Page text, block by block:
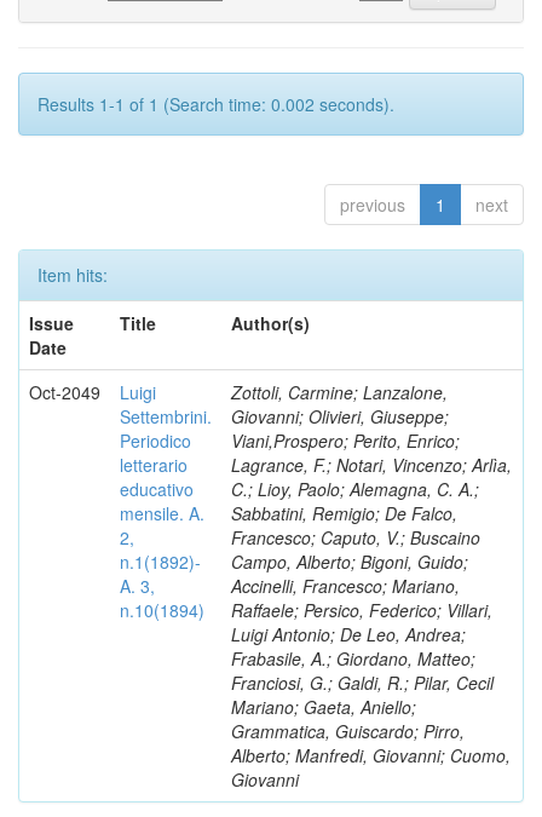
Results 1-1 of 1 (Search time: 0.002 seconds).
previous 1 next
Item hits:
Issue
Date
Title Author(s)
Oct-2049
Luigi
Settembrini.
Periodico
letterario
educativo
mensile. A.
2,
n.1(1892)-
A. 3,
n.10(1894)
Zottoli, Carmine; Lanzalone,
Giovanni; Olivieri, Giuseppe;
Viani,Prospero; Perito, Enrico;
Lagrance, F.; Notari, Vincenzo; Arlìa,
C.; Lioy, Paolo; Alemagna, C. A.;
Sabbatini, Remigio; De Falco,
Francesco; Caputo, V.; Buscaino
Campo, Alberto; Bigoni, Guido;
Accinelli, Francesco; Mariano,
Raffaele; Persico, Federico; Villari,
Luigi Antonio; De Leo, Andrea;
Frabasile, A.; Giordano, Matteo;
Franciosi, G.; Galdi, R.; Pilar, Cecil
Mariano; Gaeta, Aniello;
Grammatica, Guiscardo; Pirro,
Alberto; Manfredi, Giovanni; Cuomo,
Giovanni